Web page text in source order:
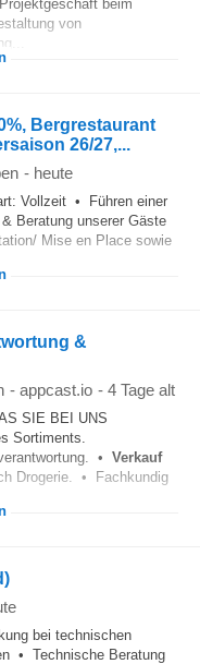
beim
von
Bergrestaurant
26/27,...
- heute
Vollzeit • Führen einer
Beratung unserer Gäste
Mise en Place sowie
&
- appcast.io - 4 Tage alt
SIE BEI UNS
Sortiments.
• Verkauf
Drogerie. • Fachkundig
bei technischen
• Technische Beratung